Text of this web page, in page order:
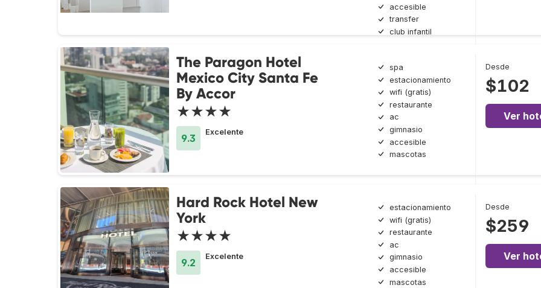
accesible
transfer
club infantil
The Paragon Hotel
Mexico City Santa Fe
By Accor
★★★★
9.3
Excelente
spa
estacionamiento
wifi (gratis)
restaurante
ac
gimnasio
accesible
mascotas
Desde
$102
Ver
Hard Rock Hotel New
York
★★★★
9.2
Excelente
estacionamiento
wifi (gratis)
restaurante
ac
gimnasio
accesible
mascotas
Desde
$259
Ver